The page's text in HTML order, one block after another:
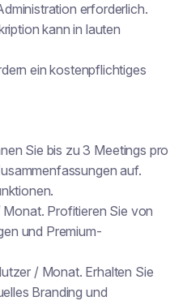
erforderlich.
kann in lauten
ein kostenpflichtiges
Sie bis zu 3 Meetings pro
auf.
Profitieren Sie von
und Premium-
/ Monat. Erhalten Sie
Branding und